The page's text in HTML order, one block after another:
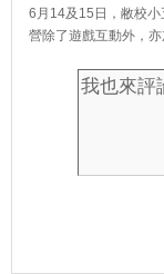
6月14及15日，敝校
營除了遊戲互動外，